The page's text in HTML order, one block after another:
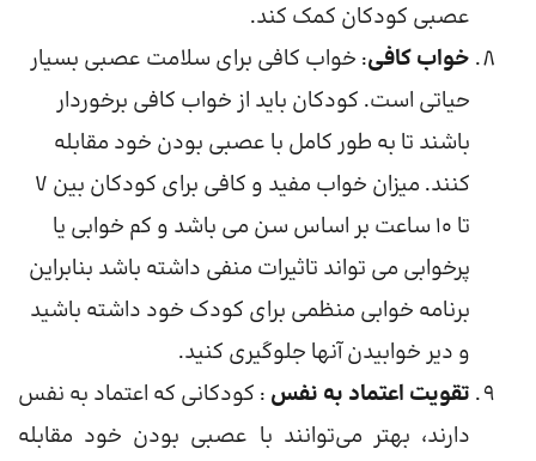
عصبی کودکان کمک کند.
خواب کافی: خواب کافی برای سلامت عصبی بسیار
حیاتی است. کودکان باید از خواب کافی برخوردار
باشند تا به طور کامل با عصبی بودن خود مقابله
کنند. میزان خواب مفید و کافی برای کودکان بین 7
تا 10 ساعت بر اساس سن می باشد و کم خوابی یا
پرخوابی می تواند تاثیرات منفی داشته باشد بنابراین
برنامه خوابی منظمی برای کودک خود داشته باشید
و دیر خوابیدن آنها جلوگیری کنید.
تقویت اعتماد به نفس : کودکانی که اعتماد به نفس
دارند، بهتر می‌توانند با عصبی بودن خود مقابله